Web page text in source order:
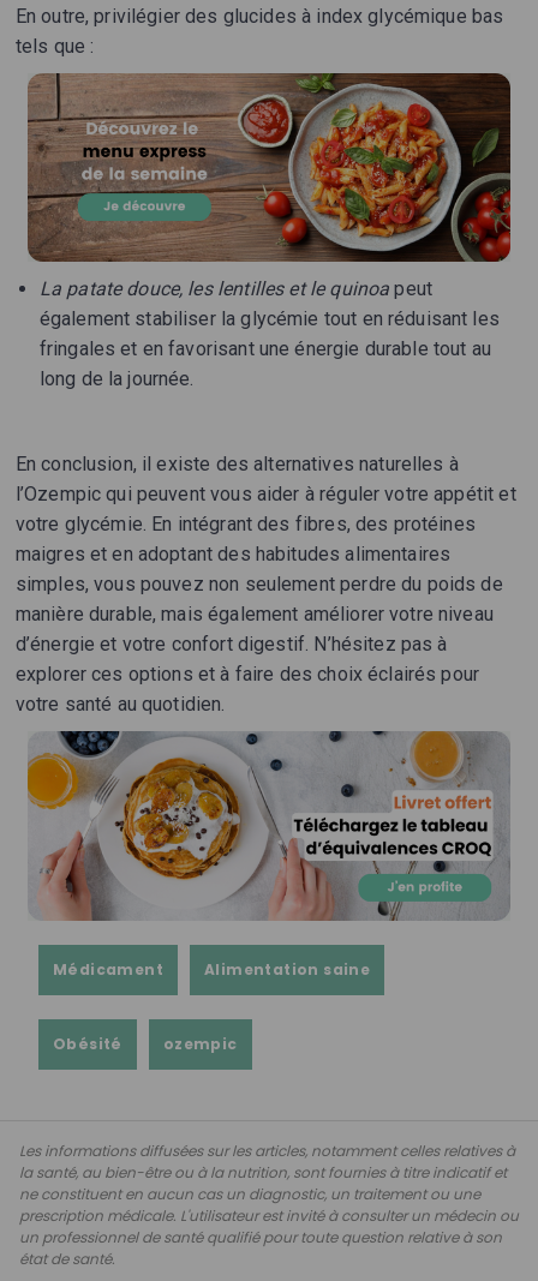
En outre, privilégier des glucides à index glycémique bas
tels que :
La patate douce, les lentilles et le quinoa peut
également stabiliser la glycémie tout en réduisant les
fringales et en favorisant une énergie durable tout au
long de la journée.
En conclusion, il existe des alternatives naturelles à
l’Ozempic qui peuvent vous aider à réguler votre appétit et
votre glycémie. En intégrant des fibres, des protéines
maigres et en adoptant des habitudes alimentaires
simples, vous pouvez non seulement perdre du poids de
manière durable, mais également améliorer votre niveau
d’énergie et votre confort digestif. N’hésitez pas à
explorer ces options et à faire des choix éclairés pour
votre santé au quotidien.
Médicament Alimentation saine
Obésité ozempic
Les informations diffusées sur les articles, notamment celles relatives à
la santé, au bien-être ou à la nutrition, sont fournies à titre indicatif et
ne constituent en aucun cas un diagnostic, un traitement ou une
prescription médicale. L'utilisateur est invité à consulter un médecin ou
un professionnel de santé qualifié pour toute question relative à son
état de santé.